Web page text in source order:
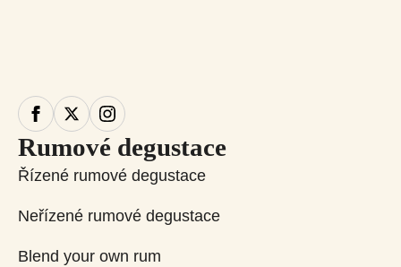
Rumové degustace
Řízené rumové degustace
Neřízené rumové degustace
Blend your own rum